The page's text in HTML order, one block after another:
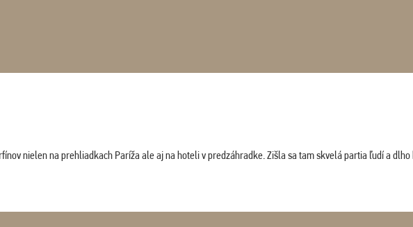
nielen na prehliadkach Paríža ale aj na hoteli v predzáhradke. Zišla sa tam skvelá partia ľudí a